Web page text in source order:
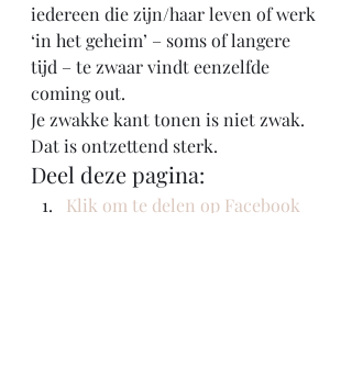
iedereen die zijn/haar leven of werk
‘in het geheim’ – soms of langere
tijd – te zwaar vindt eenzelfde
coming out.
Je zwakke kant tonen is niet zwak.
Dat is ontzettend sterk.
Deel deze pagina:
Klik om te delen op Facebook